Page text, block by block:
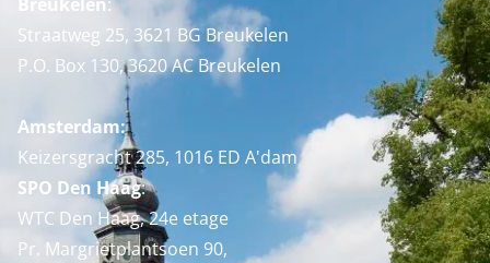
Straatweg 25, 3621 BG Breukelen
P.O. Box 130, 3620 AC Breukelen
Amsterdam:
Keizersgracht 285, 1016 ED A'dam
SPO Den Haag:
WTC Den Haag, 24e etage
Pr. Margrietplantsoen 90,